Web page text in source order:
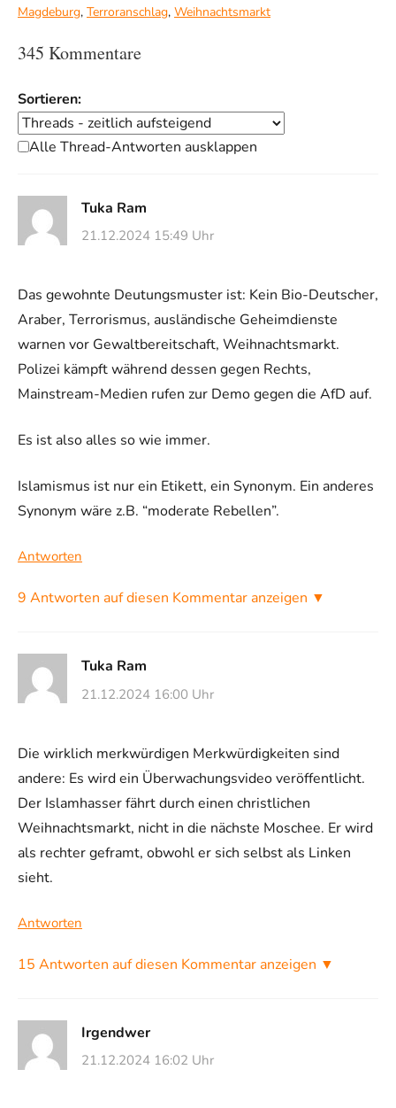
Magdeburg, Terroranschlag, Weihnachtsmarkt
345 Kommentare
Sortieren:
Alle Thread-Antworten ausklappen
Tuka Ram
21.12.2024 15:49 Uhr
Das gewohnte Deutungsmuster ist: Kein Bio-Deutscher,
Araber, Terrorismus, ausländische Geheimdienste
warnen vor Gewaltbereitschaft, Weihnachtsmarkt.
Polizei kämpft während dessen gegen Rechts,
Mainstream-Medien rufen zur Demo gegen die AfD auf.
Es ist also alles so wie immer.
Islamismus ist nur ein Etikett, ein Synonym. Ein anderes
Synonym wäre z.B. “moderate Rebellen”.
Antworten
9 Antworten auf diesen Kommentar anzeigen ▼
Tuka Ram
21.12.2024 16:00 Uhr
Die wirklich merkwürdigen Merkwürdigkeiten sind
andere: Es wird ein Überwachungsvideo veröffentlicht.
Der Islamhasser fährt durch einen christlichen
Weihnachtsmarkt, nicht in die nächste Moschee. Er wird
als rechter geframt, obwohl er sich selbst als Linken
sieht.
Antworten
15 Antworten auf diesen Kommentar anzeigen ▼
Irgendwer
21.12.2024 16:02 Uhr